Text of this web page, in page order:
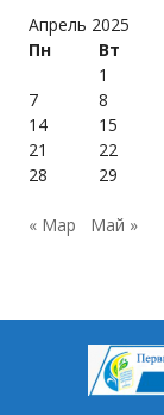
Апрель 2025
Пн
Вт
1
7
8
14
15
21
22
28
29
« Мар Май »